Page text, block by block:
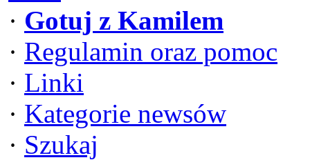
· Gotuj z Kamilem
· Regulamin oraz pomoc
· Linki
· Kategorie newsów
· Szukaj